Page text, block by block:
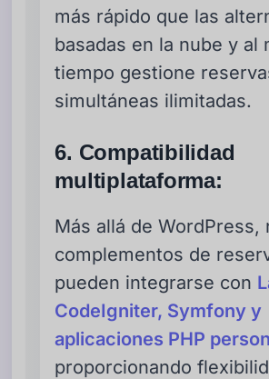
más rápido que las
basadas en la nube y al
tiempo gestione
simultáneas ilimitadas.
6. Compatibilidad
multiplataforma:
Más allá de WordPress,
complementos de
pueden integrarse con
CodeIgniter, Symfony y
aplicaciones PHP
proporcionando